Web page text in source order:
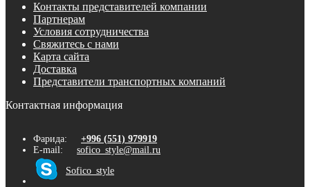
Контакты представителей компании
Партнерам
Условия сотрудничества
Свяжитесь с нами
Карта сайта
Доставка
Представители транспортных компаний
Контактная информация
Фарида: +996 (551) 979919
E-mail: sofico_style@mail.ru
Sofico_style